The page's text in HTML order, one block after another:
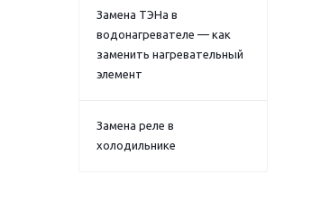
Замена ТЭНа в
водонагревателе — как
заменить нагревательный
элемент
Замена реле в
холодильнике